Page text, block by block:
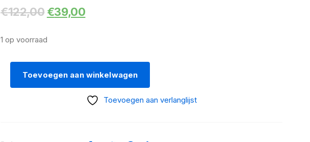
€122,00 Oorspronkelijke
prijs
was:
€122,00.
€39,00Huidige
prijs
1 op voorraad
Toevoegen aan winkelwagen
Toevoegen aan verlanglijst